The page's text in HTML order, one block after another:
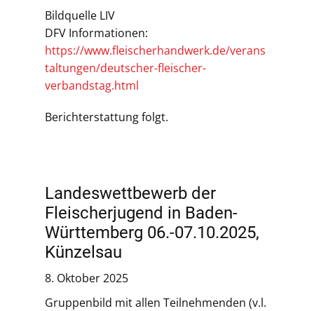
Bildquelle LIV
DFV Informationen:
https://www.fleischerhandwerk.de/verans
taltungen/deutscher-fleischer-
verbandstag.html
Berichterstattung folgt.
Landeswettbewerb der
Fleischerjugend in Baden-
Württemberg 06.-07.10.2025,
Künzelsau
8. Oktober 2025
Gruppenbild mit allen Teilnehmenden (v.l.